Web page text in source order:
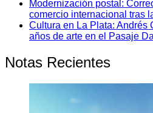
Modernización postal:
comercio internacional tras
Cultura en La Plata: Andrés
años de arte en el Pasaje
Notas Recientes